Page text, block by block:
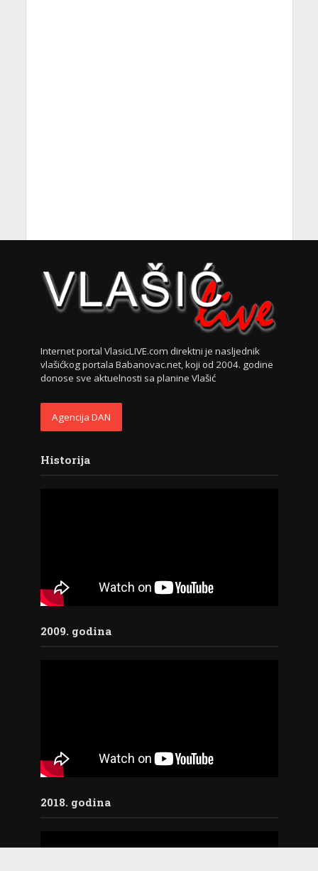
Internet portal VlasicLIVE.com direktni je nasljednik
vlašićkog portala Babanovac.net, koji od 2004. godine
donose sve aktuelnosti sa planine Vlašić
Agencija DAN
Historija
2009. godina
2018. godina